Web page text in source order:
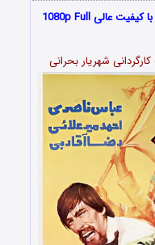
دانلود و تماشای فیلم سینمایی پرچم دار با کیفیت عالی 1080p Full